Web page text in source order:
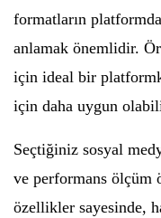
formatların
anlamak önemlidir.
için ideal bir
için daha uygun
Seçtiğiniz sosyal
ve performans
özellikler sayesinde,